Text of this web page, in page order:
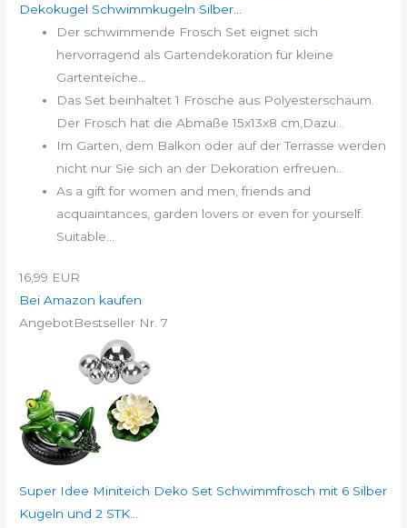
Dekokugel Schwimmkugeln Silber...
Der schwimmende Frosch Set eignet sich
hervorragend als Gartendekoration für kleine
Gartenteiche...
Das Set beinhaltet 1 Frösche aus Polyesterschaum.
Der Frosch hat die Abmaße 15x13x8 cm,Dazu...
Im Garten, dem Balkon oder auf der Terrasse werden
nicht nur Sie sich an der Dekoration erfreuen...
As a gift for women and men, friends and
acquaintances, garden lovers or even for yourself.
Suitable...
16,99 EUR
Bei Amazon kaufen
AngebotBestseller Nr. 7
Super Idee Miniteich Deko Set Schwimmfrosch mit 6 Silber
Kugeln und 2 STK...